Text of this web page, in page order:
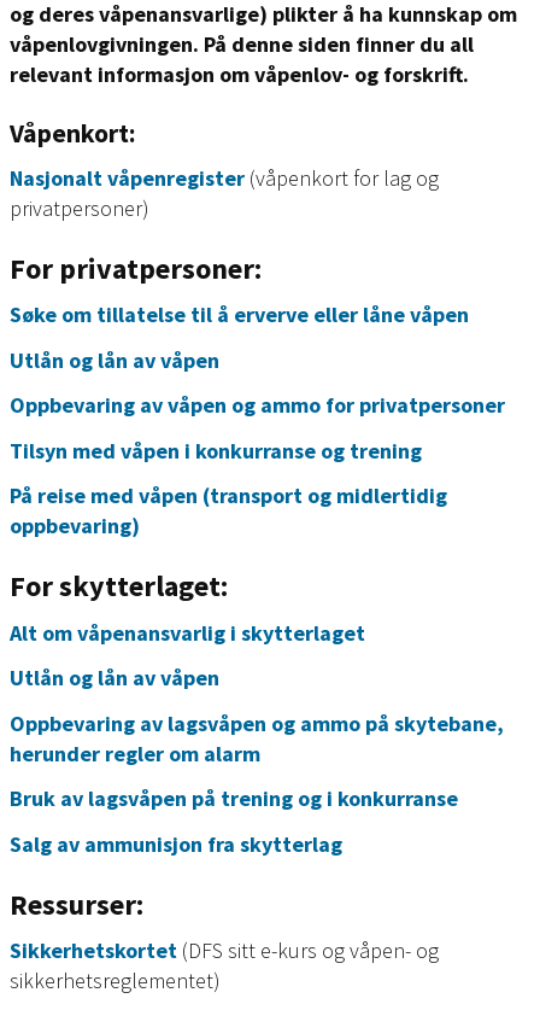
og deres våpenansvarlige) plikter å ha kunnskap om
våpenlovgivningen. På denne siden finner du all
relevant informasjon om våpenlov- og forskrift.
Våpenkort:
Nasjonalt våpenregister (våpenkort for lag og
privatpersoner)
For privatpersoner:
Søke om tillatelse til å erverve eller låne våpen
Utlån og lån av våpen
Oppbevaring av våpen og ammo for privatpersoner
Tilsyn med våpen i konkurranse og trening
På reise med våpen (transport og midlertidig
oppbevaring)
For skytterlaget:
Alt om våpenansvarlig i skytterlaget
Utlån og lån av våpen
Oppbevaring av lagsvåpen og ammo på skytebane,
herunder regler om alarm
Bruk av lagsvåpen på trening og i konkurranse
Salg av ammunisjon fra skytterlag
Ressurser:
Sikkerhetskortet (DFS sitt e-kurs og våpen- og
sikkerhetsreglementet)